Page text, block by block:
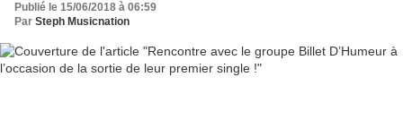
Publié le 15/06/2018 à 06:59
Par Steph Musicnation